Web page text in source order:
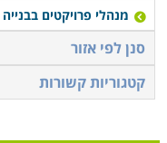
מנהלי פרויקטים בבנייה
סנן לפי אזור
קטגוריות קשורות